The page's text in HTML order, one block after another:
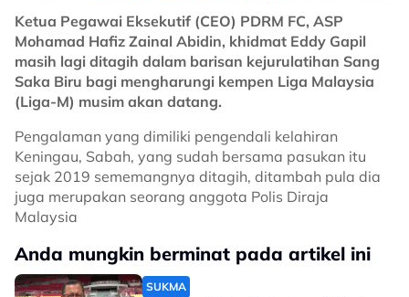
Ketua Pegawai Eksekutif (CEO) PDRM FC, ASP
Mohamad Hafiz Zainal Abidin, khidmat Eddy Gapil
masih lagi ditagih dalam barisan kejurulatihan Sang
Saka Biru bagi mengharungi kempen Liga Malaysia
(Liga-M) musim akan datang.
Pengalaman yang dimiliki pengendali kelahiran
Keningau, Sabah, yang sudah bersama pasukan itu
sejak 2019 sememangnya ditagih, ditambah pula dia
juga merupakan seorang anggota Polis Diraja
Malaysia
Anda mungkin berminat pada artikel ini
SUKMA